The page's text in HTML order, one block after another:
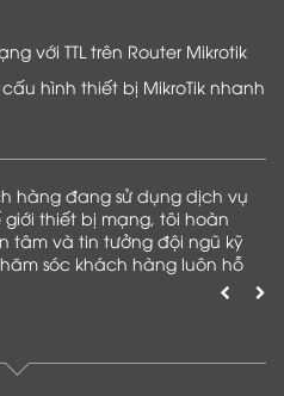
với TTL trên Router Mikrotik
hình thiết bị MikroTik nhanh
hàng đang sử dụng dịch vụ
giới thiết bị mạng, tôi hoàn
tâm và tin tưởng đội ngũ kỹ
sóc khách hàng luôn hỗ